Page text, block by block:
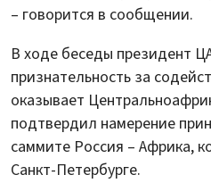
– говорится в сообщении.
В ходе беседы президент
признательность за
оказывает
подтвердил намерение
саммите Россия – Африка,
Санкт-Петербурге.